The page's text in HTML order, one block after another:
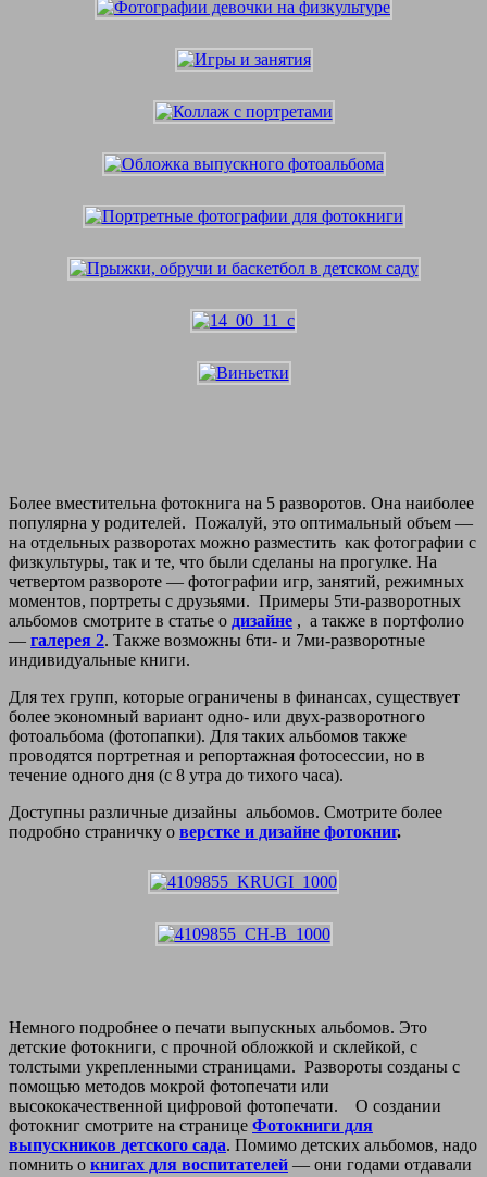
Более вместительна фотокнига на 5 разворотов. Она наиболее
популярна у родителей. Пожалуй, это оптимальный объем —
на отдельных разворотах можно разместить как фотографии с
физкультуры, так и те, что были сделаны на прогулке. На
четвертом развороте — фотографии игр, занятий, режимных
моментов, портреты с друзьями. Примеры 5ти-разворотных
альбомов смотрите в статье о дизайне , а также в портфолио
— галерея 2. Также возможны 6ти- и 7ми-разворотные
индивидуальные книги.
Для тех групп, которые ограничены в финансах, существует
более экономный вариант одно- или двух-разворотного
фотоальбома (фотопапки). Для таких альбомов также
проводятся портретная и репортажная фотосессии, но в
течение одного дня (с 8 утра до тихого часа).
Доступны различные дизайны альбомов. Смотрите более
подробно страничку о верстке и дизайне фотокниг.
Немного подробнее о печати выпускных альбомов. Это
детские фотокниги, с прочной обложкой и склейкой, с
толстыми укрепленными страницами. Развороты созданы с
помощью методов мокрой фотопечати или
высококачественной цифровой фотопечати. О создании
фотокниг смотрите на странице Фотокниги для
выпускников детского сада. Помимо детских альбомов, надо
помнить о книгах для воспитателей — они годами отдавали